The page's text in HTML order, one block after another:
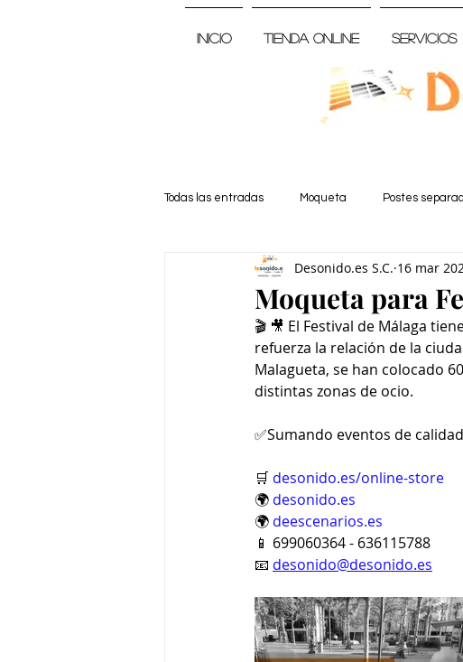
Inicio Tienda Online Servicios
Todas las entradas Moqueta Postes
Moqueta para
Desonido.es S.C. 16 mar
🎬 🎥 El Festival de Málaga
refuerza la relación de la
Malagueta, se han colocado
distintas zonas de ocio.
✅Sumando eventos de
🛒 desonido.es/online-store
🌍 desonido.es
🌍 deescenarios.es
📱 699060364 - 636115788
📧 desonido@desonido.es